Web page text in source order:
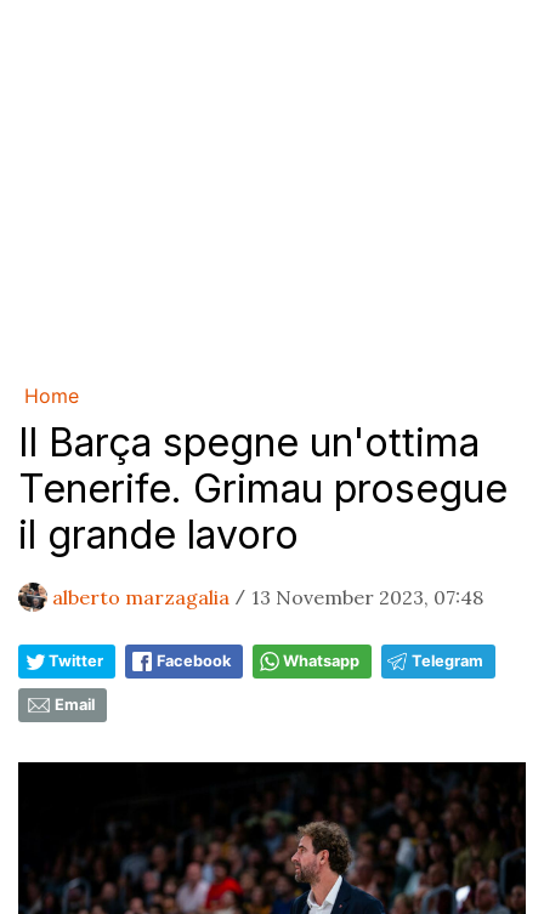
Home
Il Barça spegne un'ottima
Tenerife. Grimau prosegue
il grande lavoro
alberto marzagalia / 13 November 2023, 07:48
Twitter Facebook Whatsapp Telegram
Email